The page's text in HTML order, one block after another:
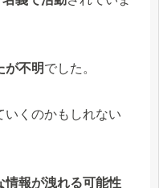
が不明でした。
いくのかもしれない
情報が洩れる可能性